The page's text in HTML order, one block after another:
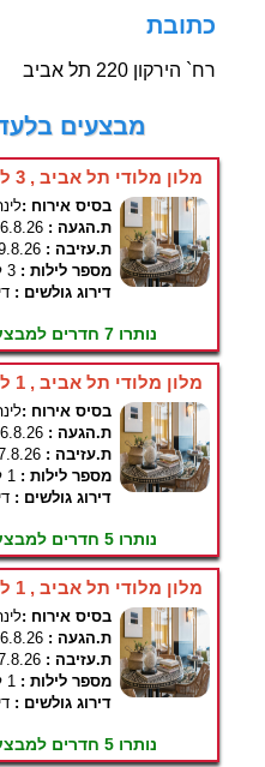
כתובת
רח` הירקון 220 תל אביב
מבצעים
מלון מלודי תל אביב , 3 לילות ,אמצ"ש
בסיס אירוח :
ת.הגעה : 6.8.26, יום חמישי
ת.עזיבה : 9.8.26, יום ראשון
מספר לילות : 3 לילות
דירוג גולשים :
נותרו 7 חדרים למבצע זה !
מלון מלודי תל אביב , 1 לילות ,סופ"ש
בסיס אירוח :
ת.הגעה : 6.8.26, יום חמישי
ת.עזיבה : 7.8.26, יום שישי
מספר לילות : 1 לילות
דירוג גולשים :
נותרו 5 חדרים למבצע זה !
מלון מלודי תל אביב , 1 לילות ,סופ"ש
בסיס אירוח :
ת.הגעה : 6.8.26, יום חמישי
ת.עזיבה : 7.8.26, יום שישי
מספר לילות : 1 לילות
דירוג גולשים :
נותרו 5 חדרים למבצע זה !